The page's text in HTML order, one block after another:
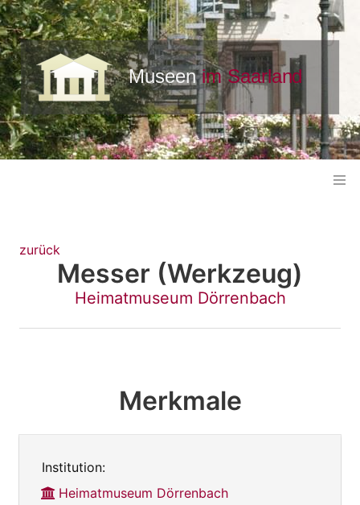
zurück
Messer (Werkzeug)
Heimatmuseum Dörrenbach
Merkmale
Institution:
Heimatmuseum Dörrenbach